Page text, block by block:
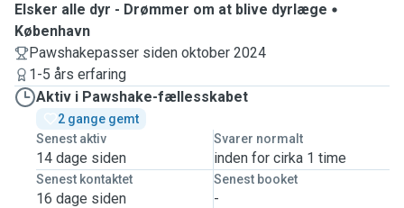
Elsker alle dyr - Drømmer om at blive dyrlæge
København
Pawshakepasser siden oktober 2024
1-5 års erfaring
Aktiv i Pawshake-fællesskabet
2 gange gemt
Senest aktiv
14 dage siden
Svarer normalt
inden for cirka 1 time
Senest kontaktet
16 dage siden
Senest booket
-